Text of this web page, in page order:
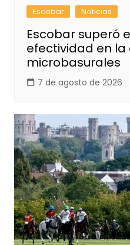
Escobar Noticias
Escobar superó
efectividad en
microbasurales
7 de agosto de 2026